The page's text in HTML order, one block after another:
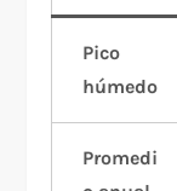
Pico
húmedo
Promedi